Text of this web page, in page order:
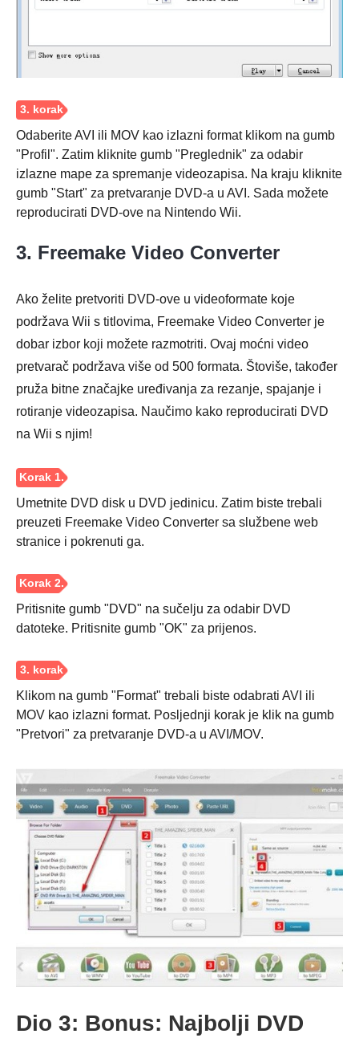
Korak 2.
3. korak
Odaberite AVI ili MOV kao izlazni format klikom na gumb
"Profil". Zatim kliknite gumb "Preglednik" za odabir
izlazne mape za spremanje videozapisa. Na kraju kliknite
gumb "Start" za pretvaranje DVD-a u AVI. Sada možete
reproducirati DVD-ove na Nintendo Wii.
3. Freemake Video Converter
Ako želite pretvoriti DVD-ove u videoformate koje
podržava Wii s titlovima, Freemake Video Converter je
dobar izbor koji možete razmotriti. Ovaj moćni video
pretvarač podržava više od 500 formata. Štoviše, također
pruža bitne značajke uređivanja za rezanje, spajanje i
rotiranje videozapisa. Naučimo kako reproducirati DVD
na Wii s njim!
Umetnite DVD disk u DVD jedinicu. Zatim biste trebali
preuzeti Freemake Video Converter sa službene web
stranice i pokrenuti ga.
Pritisnite gumb "DVD" na sučelju za odabir DVD
datoteke. Pritisnite gumb "OK" za prijenos.
Klikom na gumb "Format" trebali biste odabrati AVI ili
MOV kao izlazni format. Posljednji korak je klik na gumb
"Pretvori" za pretvaranje DVD-a u AVI/MOV.
Dio 3: Bonus: Najbolji DVD